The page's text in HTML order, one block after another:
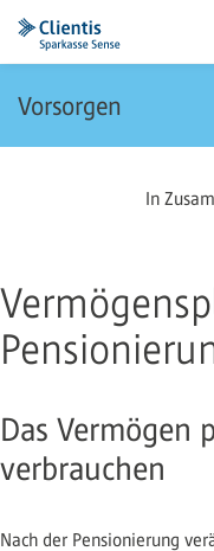
Vorsorgen
In
Das Vermögen
verbrauchen
Nach der Pensionierung